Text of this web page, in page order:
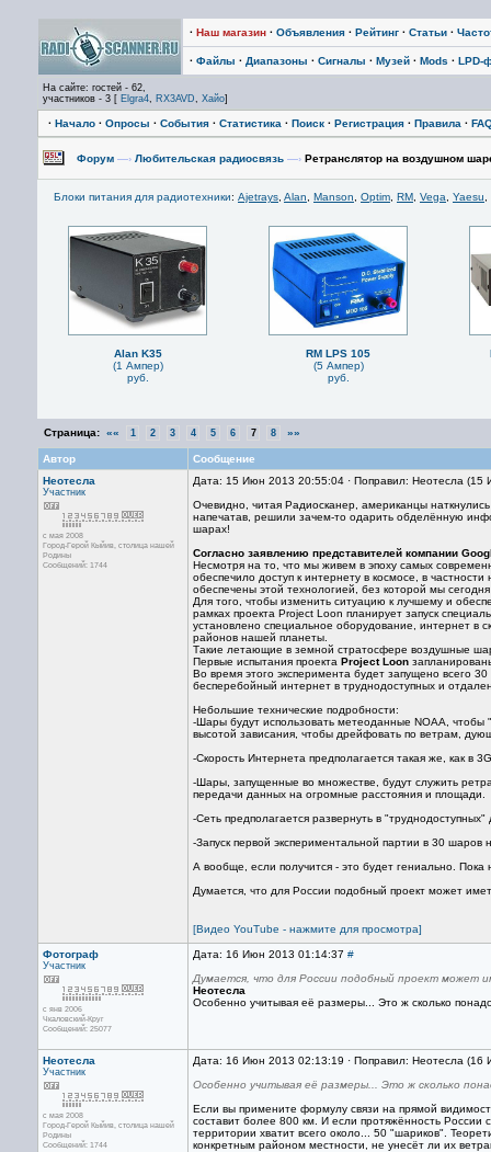
· Наш магазин · Объявления · Рейтинг · Статьи ·
· Файлы · Диапазоны · Сигналы · Музей · Mods · LPD-
На сайте: гостей - 62,
участников - 3 [ Elgra4, RX3AVD, Хайо]
· Начало · Опросы · События · Статистика · Поиск · Регистрация · Правила ·
Форум —› Любительская радиосвязь —› Ретранслятор на воздушном
Блоки питания для радиотехники: Ajetrays Alan Manson Optim RM Vega Yaesu
Alan K35
(1 Ампер)
руб.
RM LPS 105
(5 Ампер)
руб.
Страница: «« 1 2 3 4 5 6 7 8 »»
Автор
Сообщение
Неотесла
Участник
с мая 2008
Город-Герой Кыйив, столица нашей
Родины
Сообщений: 1744
Дата: 15 Июн 2013 20:55:04 · Поправил: Неотесла
Очевидно, читая Радиосканер, американцы
напечатав, решили зачем-то одарить обделённую
шарах!
Согласно заявлению представителей компании
Несмотря на то, что мы живем в эпоху самых
обеспечило доступ к интернету в космосе, в
обеспечены этой технологией, без которой мы
Для того, чтобы изменить ситуацию к лучшему и
рамках проекта Project Loon планирует запуск
установлено специальное оборудование, интернет в
районов нашей планеты.
Такие летающие в земной стратосфере воздушные
Первые испытания проекта Project Loon
Во время этого эксперимента будет запущено всего
бесперебойный интернет в труднодоступных и
Небольшие технические подробности:
-Шары будут использовать метеоданные NOAA,
высотой зависания, чтобы дрейфовать по ветрам,
-Скорость Интернета предполагается такая же, как в
-Шары, запущенные во множестве, будут служить
передачи данных на огромные расстояния и площади.
-Сеть предполагается развернуть в
-Запуск первой экспериментальной партии в 30
А вообще, если получится - это будет гениально.
Думается, что для России подобный проект может
[Видео YouTube - нажмите для просмотра]
Фотограф
Участник
с янв 2006
Чкаловский-Круг
Сообщений: 25077
Дата: 16 Июн 2013 01:14:37 #
Думается, что для России подобный проект может
Неотесла
Особенно учитывая её размеры... Это ж сколько
Неотесла
Участник
с мая 2008
Город-Герой Кыйив, столица нашей
Родины
Сообщений: 1744
Дата: 16 Июн 2013 02:13:19 · Поправил: Неотесла
Особенно учитывая её размеры... Это ж сколько
Если вы примените формулу связи на прямой
составит более 800 км. И если протяжённость России
территории хватит всего около... 50 "шариков".
конкретным районом местности, не унесёт ли их